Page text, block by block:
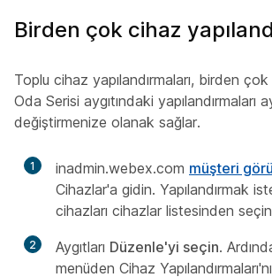
Birden çok cihaz
Toplu cihaz yapılandırmaları, birden
Oda Serisi aygıtındaki yapılandırmaları
değiştirmenize olanak sağlar.
1 inadmin.webex.com müşteri
Cihazlar'a gidin. Yapılandırmak
cihazları cihazlar listesinden
2 Aygıtları Düzenle'yi seçin.
menüden Cihaz Yapılandırmaları'nı